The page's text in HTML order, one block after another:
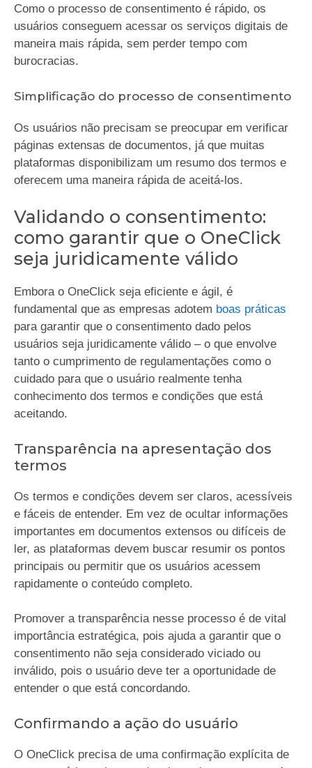
Como o processo de consentimento é rápido, os
usuários conseguem acessar os serviços digitais de
maneira mais rápida, sem perder tempo com
burocracias.
Simplificação do processo de consentimento
Os usuários não precisam se preocupar em verificar
páginas extensas de documentos, já que muitas
plataformas disponibilizam um resumo dos termos e
oferecem uma maneira rápida de aceitá-los.
Validando o consentimento:
como garantir que o OneClick
seja juridicamente válido
Embora o OneClick seja eficiente e ágil, é
fundamental que as empresas adotem boas práticas
para garantir que o consentimento dado pelos
usuários seja juridicamente válido – o que envolve
tanto o cumprimento de regulamentações como o
cuidado para que o usuário realmente tenha
conhecimento dos termos e condições que está
aceitando.
Transparência na apresentação dos
termos
Os termos e condições devem ser claros, acessíveis
e fáceis de entender. Em vez de ocultar informações
importantes em documentos extensos ou difíceis de
ler, as plataformas devem buscar resumir os pontos
principais ou permitir que os usuários acessem
rapidamente o conteúdo completo.
Promover a transparência nesse processo é de vital
importância estratégica, pois ajuda a garantir que o
consentimento não seja considerado viciado ou
inválido, pois o usuário deve ter a oportunidade de
entender o que está concordando.
Confirmando a ação do usuário
O OneClick precisa de uma confirmação explícita de